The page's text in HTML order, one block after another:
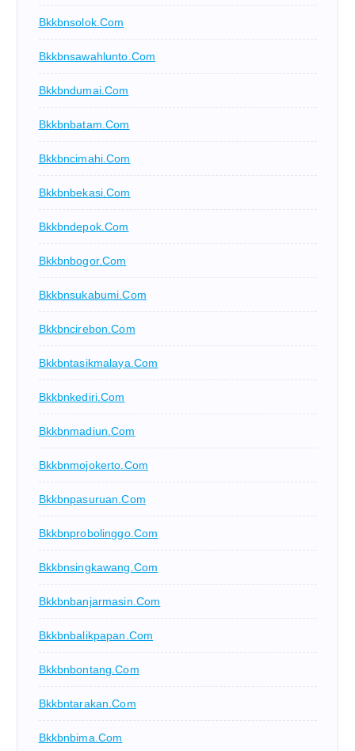
Bkkbnsolok.com
Bkkbnsawahlunto.com
Bkkbndumai.com
Bkkbnbatam.com
Bkkbncimahi.com
Bkkbnbekasi.com
Bkkbndepok.com
Bkkbnbogor.com
Bkkbnsukabumi.com
Bkkbncirebon.com
Bkkbntasikmalaya.com
Bkkbnkediri.com
Bkkbnmadiun.com
Bkkbnmojokerto.com
Bkkbnpasuruan.com
Bkkbnprobolinggo.com
Bkkbnsingkawang.com
Bkkbnbanjarmasin.com
Bkkbnbalikpapan.com
Bkkbnbontang.com
Bkkbntarakan.com
Bkkbnbima.com